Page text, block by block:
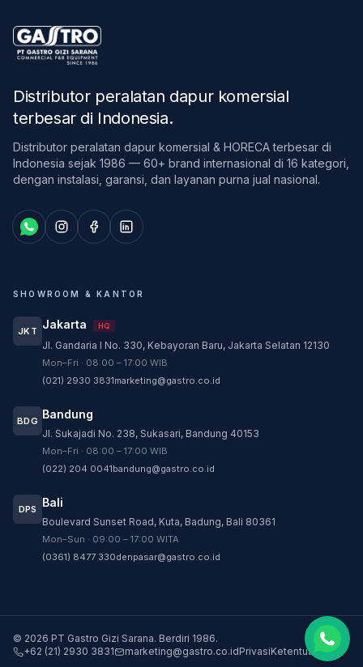
Distributor peralatan dapur komersial
terbesar di Indonesia.
Distributor peralatan dapur komersial & HORECA terbesar di
Indonesia sejak 1986 — 60+ brand internasional di 16 kategori,
dengan instalasi, garansi, dan layanan purna jual nasional.
SHOWROOM & KANTOR
JKT Jakarta HQ
Jl. Gandaria I No. 330, Kebayoran Baru, Jakarta Selatan 12130
Mon–Fri · 08:00 – 17:00 WIB
(021) 2930 3831marketing@gastro.co.id
BDG Bandung
Jl. Sukajadi No. 238, Sukasari, Bandung 40153
Mon–Fri · 08:00 – 17:00 WIB
(022) 204 0041bandung@gastro.co.id
DPS Bali
Boulevard Sunset Road, Kuta, Badung, Bali 80361
Mon–Sun · 09:00 – 17:00 WITA
(0361) 8477 330denpasar@gastro.co.id
© 2026 PT Gastro Gizi Sarana. Berdiri 1986.
+62 (21) 2930 3831
marketing@gastro.co.idPrivasiKetentuan
Customer Service
sesuai kebutuhan Anda.
Tim biasanya membalas dalam beberapa menit.
CS - Tanya Produk Gastro
CS - Sparepart Gastro
Konsultasi dan pembelian sparepart